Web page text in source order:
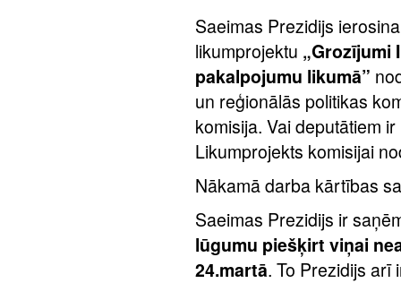
Saeimas Prezidijs
likumprojektu „Grozījumi
pakalpojumu likumā”
un reģionālās politikas
komisija. Vai deputātiem
Likumprojekts komisijai
Nākamā darba kārtības
Saeimas Prezidijs ir
lūgumu piešķirt viņai
24.martā. To Prezidijs arī